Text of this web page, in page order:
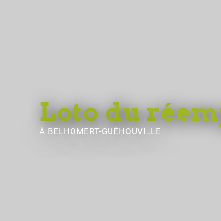
Loto du
À BELHOMERT-GUÉHOUVILLE